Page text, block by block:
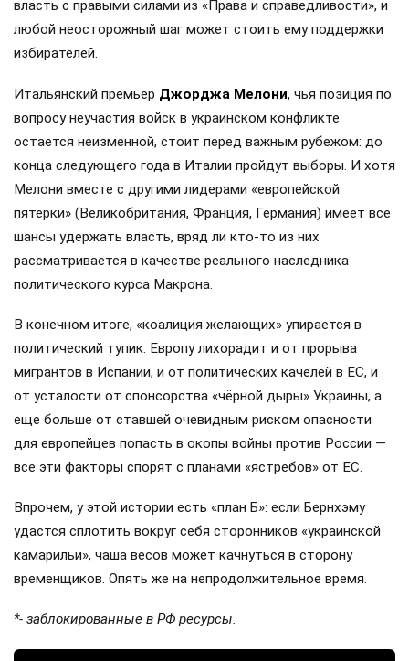
власть с правыми силами из «Права и справедливости», и
любой неосторожный шаг может стоить ему поддержки
избирателей.
Итальянский премьер Джорджа Мелони, чья позиция по
вопросу неучастия войск в украинском конфликте
остается неизменной, стоит перед важным рубежом: до
конца следующего года в Италии пройдут выборы. И хотя
Мелони вместе с другими лидерами «европейской
пятерки» (Великобритания, Франция, Германия) имеет все
шансы удержать власть, вряд ли кто-то из них
рассматривается в качестве реального наследника
политического курса Макрона.
В конечном итоге, «коалиция желающих» упирается в
политический тупик. Европу лихорадит и от прорыва
мигрантов в Испании, и от политических качелей в ЕС, и
от усталости от спонсорства «чёрной дыры» Украины, а
еще больше от ставшей очевидным риском опасности
для европейцев попасть в окопы войны против России —
все эти факторы спорят с планами «ястребов» от ЕС.
Впрочем, у этой истории есть «план Б»: если Бернхэму
удастся сплотить вокруг себя сторонников «украинской
камарильи», чаша весов может качнуться в сторону
временщиков. Опять же на непродолжительное время.
*- заблокированные в РФ ресурсы.